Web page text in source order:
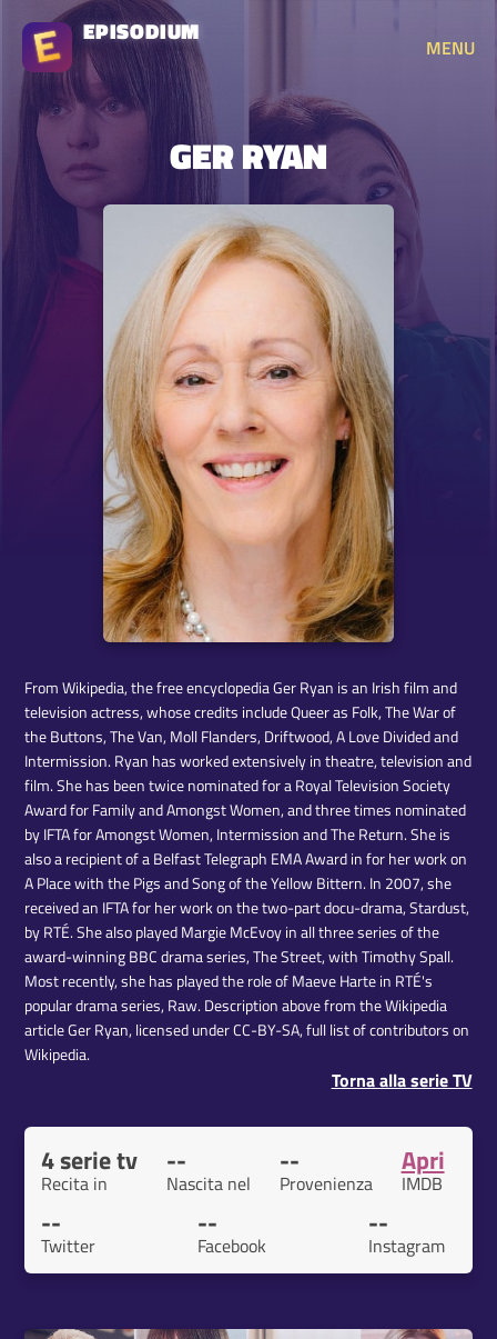
EPISODIUM
MENU
GER RYAN
​From Wikipedia, the free encyclopedia Ger Ryan is an Irish film and
television actress, whose credits include Queer as Folk, The War of
the Buttons, The Van, Moll Flanders, Driftwood, A Love Divided and
Intermission. Ryan has worked extensively in theatre, television and
film. She has been twice nominated for a Royal Television Society
Award for Family and Amongst Women, and three times nominated
by IFTA for Amongst Women, Intermission and The Return. She is
also a recipient of a Belfast Telegraph EMA Award in for her work on
A Place with the Pigs and Song of the Yellow Bittern. In 2007, she
received an IFTA for her work on the two-part docu-drama, Stardust,
by RTÉ. She also played Margie McEvoy in all three series of the
award-winning BBC drama series, The Street, with Timothy Spall.
Most recently, she has played the role of Maeve Harte in RTÉ's
popular drama series, Raw. Description above from the Wikipedia
article Ger Ryan, licensed under CC-BY-SA, full list of contributors on
Wikipedia.
Torna alla serie TV
4 serie tv
Recita in
--
Nascita nel
--
Provenienza
Apri
IMDB
--
Twitter
--
Facebook
--
Instagram